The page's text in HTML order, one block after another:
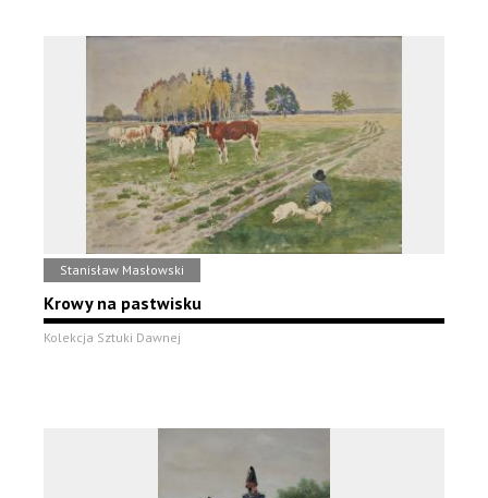
Stanisław Masłowski
Krowy na pastwisku
Kolekcja Sztuki Dawnej